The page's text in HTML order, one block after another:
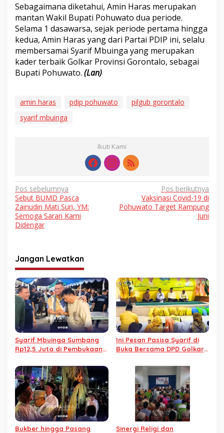
Sebagaimana diketahui, Amin Haras merupakan
mantan Wakil Bupati Pohuwato dua periode.
Selama 1 dasawarsa, sejak periode pertama hingga
kedua, Amin Haras yang dari Partai PDIP ini, selalu
membersamai Syarif Mbuinga yang merupakan
kader terbaik Golkar Provinsi Gorontalo, sebagai
Bupati Pohuwato. (Lan)
amin haras pdip pohuwato
pilgub gorontalo
syarif mbuinga
Ikuti Kami
Navigasi
pos
Pos sebelumnya
Sebut BUMD Pasca
Zainudin Mati Suri, YM:
Semoga Saran Kami
Didengar
Pos berikutnya
Vaksinasi Covid-19 di
Pohuwato Target Rampung
Juni
Jangan Lewatkan
Syarif Mbuinga Sumbang
Rp12,5 Juta di Pembukaan
Termasuk untuk Kebersihan
Ini Pesan Pasisa Syarif di
Buka Bersama DPD Golkar
Bukber hingga Pasang
Sinergi Religi dan